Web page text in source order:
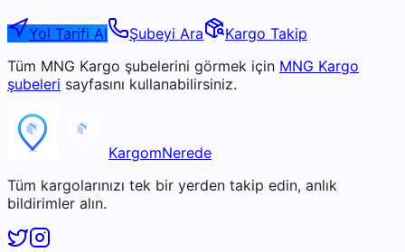
Yol Tarifi Al Şubeyi Ara
Kargo Takip
Tüm MNG Kargo şubelerini görmek için MNG Kargo
şubeleri sayfasını kullanabilirsiniz.
KargomNerede
Tüm kargolarınızı tek bir yerden takip edin, anlık
bildirimler alın.